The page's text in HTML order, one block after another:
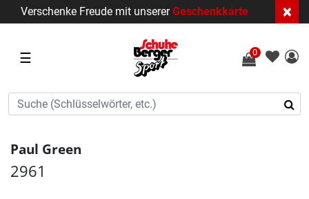
Verschenke Freude mit unsererGeschenkkarte ×
☰ 0
Paul Green
2961